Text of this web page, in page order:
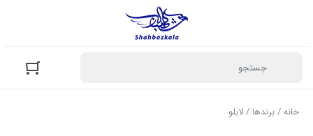
خانه/ برندها / لابلو